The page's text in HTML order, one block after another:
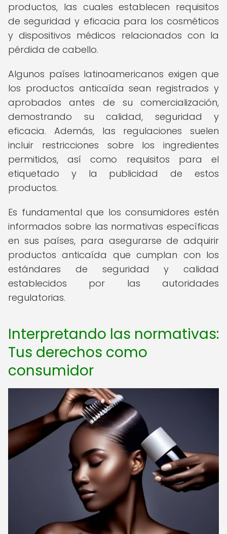
productos, las cuales establecen requisitos
de seguridad y eficacia para los cosméticos
y dispositivos médicos relacionados con la
pérdida de cabello.
Algunos países latinoamericanos exigen que
los productos anticaída sean registrados y
aprobados antes de su comercialización,
demostrando su calidad, seguridad y
eficacia. Además, las regulaciones suelen
incluir restricciones sobre los ingredientes
permitidos, así como requisitos para el
etiquetado y la publicidad de estos
productos.
Es fundamental que los consumidores estén
informados sobre las normativas específicas
en sus países, para asegurarse de adquirir
productos anticaída que cumplan con los
estándares de seguridad y calidad
establecidos por las autoridades
regulatorias.
Interpretando las normativas:
Tus derechos como
consumidor